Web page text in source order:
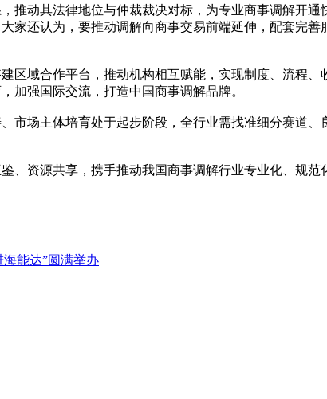
推动其法律地位与仲裁裁决对标，为专业商事调解开
家还认为，要推动调解向商事交易前端延伸，配套完
区域合作平台，推动机构相互赋能，实现制度、流程
加强国际交流，打造中国商事调解品牌。
市场主体培育处于起步阶段，全行业需找准细分赛道
、资源共享，携手推动我国商事调解行业专业化、规范
能达”圆满举办